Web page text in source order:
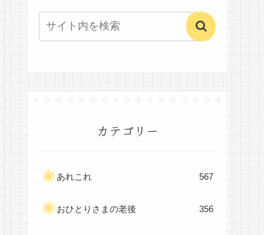
カテゴリー
あれこれ 567
おひとりさまの老後 356